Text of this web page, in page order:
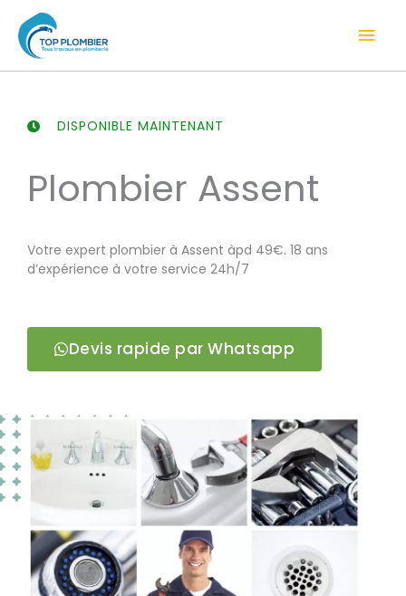
contenu
DISPONIBLE MAINTENANT
Plombier Assent
Votre expert plombier à Assent àpd 49€. 18 ans
d’expérience à votre service 24h/7
Devis rapide par Whatsapp